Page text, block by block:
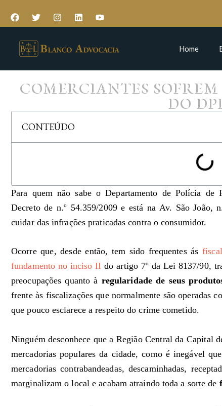
Home
COMERCIANTES
DO
CONTEÚDO
Para quem não sabe o Departamento de Polícia
Decreto de n.º 54.359/2009 e está na Av. São João,
cuidar das infrações praticadas contra o consumidor.
Ocorre que, desde então, tem sido frequentes ás
fundamento no inciso II do artigo 7º da Lei 8137/90,
preocupações quanto à regularidade de seus
frente às fiscalizações que normalmente são operadas
que pouco esclarece a respeito do crime cometido.
Ninguém desconhece que a Região Central da Capital
mercadorias populares da cidade, como é inegável
mercadorias contrabandeadas, descaminhadas,
marginalizam o local e acabam atraindo toda a sorte de